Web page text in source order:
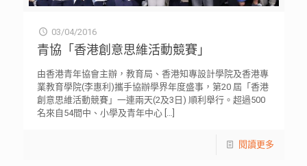
03/04/2016
青協「香港創意思維活動競賽」
由香港青年協會主辦，教育局、香港知專設計學院及香港專
業教育學院(李惠利)攜手協辦學界年度盛事，第20 屆「香港
創意思維活動競賽」一連兩天(2及3日) 順利舉行。超過500
名來自54間中、小學及青年中心[…]
閱讀更多